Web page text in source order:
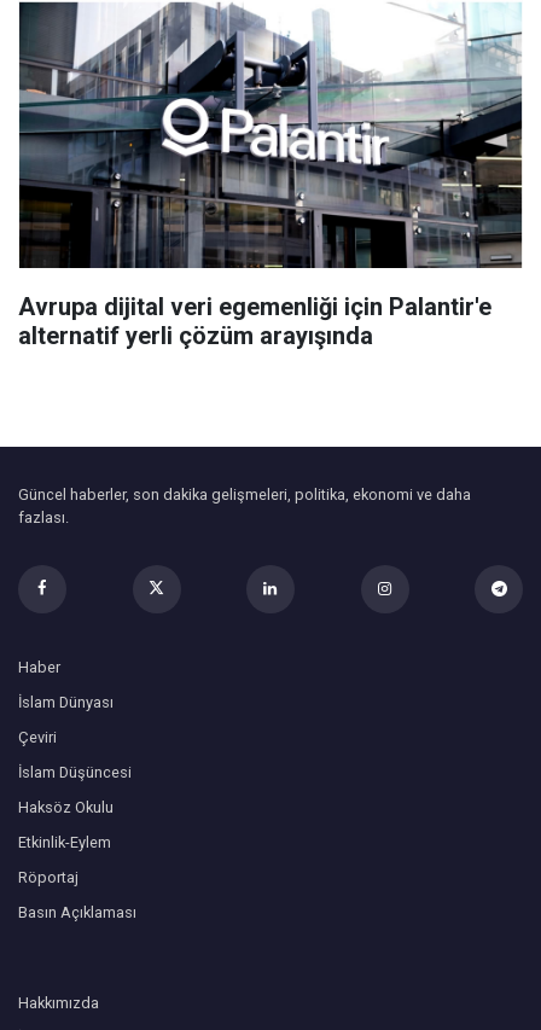
Avrupa dijital veri egemenliği için Palantir'e
alternatif yerli çözüm arayışında
Güncel haberler, son dakika gelişmeleri, politika, ekonomi ve daha
fazlası.
Haber
İslam Dünyası
Çeviri
İslam Düşüncesi
Haksöz Okulu
Etkinlik-Eylem
Röportaj
Basın Açıklaması
Hakkımızda